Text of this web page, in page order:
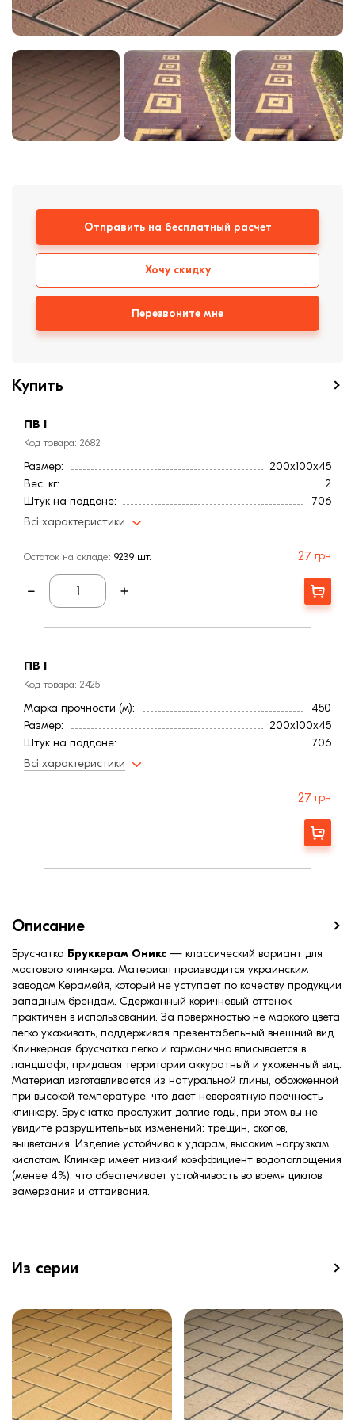
формовки
Клинкерная плитка
Ступени, крыльцо
Строительные
смеси
Отправить на бесплатный расчет
Хочу скидку
Перезвоните мне
Купить
ПВ 1
Код товара: 2682
Размер:
200x100x45
Вес, кг:
2
Штук на поддоне:
706
Марка прочности (м):
Цвет
Коричневый
Водопоглощение,< (%):
Всі характеристики
Остаток на складе: 9239 шт. 27 грн
Купити
ПВ 1
Код товара: 2425
Марка прочности (м):
450
Размер:
200x100x45
Штук на поддоне:
706
Вес, кг:
Коричневый
Всі характеристики
27 грн
Заказать
Описание
Брусчатка Бруккерам Оникс — классический вариант для
мостового клинкера. Материал производится украинским
заводом Керамейя, который не уступает по качеству продукции
западным брендам. Сдержанный коричневый оттенок
практичен в использовании. За поверхностью не маркого цвета
легко ухаживать, поддерживая презентабельный внешний вид.
Клинкерная брусчатка легко и гармонично вписывается в
ландшафт, придавая территории аккуратный и ухоженный вид.
Материал изготавливается из натуральной глины, обожженной
при высокой температуре, что дает невероятную прочность
клинкеру. Брусчатка прослужит долгие годы, при этом вы не
увидите разрушительных изменений: трещин, сколов,
выцветания. Изделие устойчиво к ударам, высоким нагрузкам,
кислотам. Клинкер имеет низкий коэффициент водопоглощения
(менее 4%), что обеспечивает устойчивость во время циклов
замерзания и оттаивания.
Из серии